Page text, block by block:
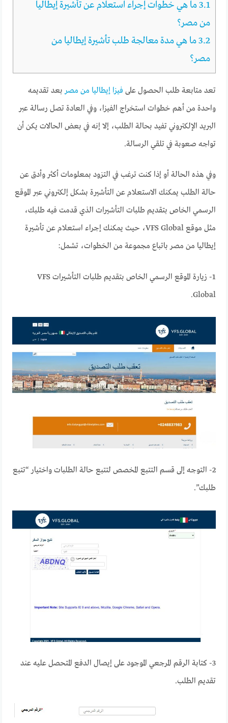
3.1ما هي خطوات إجراء استعلام عن تأشيرة إيطاليا
من مصر؟
3.2ما هي مدة معالجة طلب تأشيرة إيطاليا من
مصر؟
تعد متابعة طلب الحصول على فيزا إيطاليا من مصربعد تقديمه
واحدة من أهم خطوات استخراج الفيزا، وفي العادة تصل رسالة عبر
البريد الإلكتروني تفيد بحالة الطلب، إلا إنه في بعض الحالات يكن أن
تواجه صعوبة في تلقي الرسالة.
وفي هذه الحالة أو إذا كنت ترغب في التزود بمعلومات أكثر وأدق عن
حالة الطلب يمكنك الاستعلام عن التأشيرة بشكل إلكتروني عبر الموقع
الرسمي الخاص بتقديم طلبات التأشيرات الذي قدمت فيه طلبك،
مثل موقع VFS Global،
حيث يمكنك إجراء استعلام عن تأشيرة
إيطاليا من مصر باتباع مجموعة من الخطوات، تشمل:
1- زيارة الموقع الرسمي الخاص بتقديم طلبات التأشيرات VFS
Global.
2- التوجه إلى قسم التتبع المخصص لتتبع حالة الطلبات واختيار “تتبع
طلبك”.
3- كتابة الرقم المرجعي الموجود على إيصال الدفع المتحصل عليه عند
تقديم الطلب.